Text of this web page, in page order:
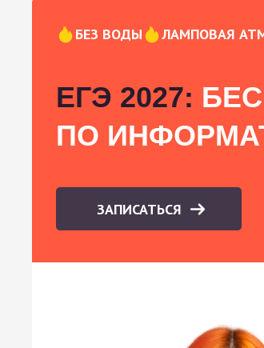
БЕЗ ВОДЫ ЛАМПОВАЯ
ЕГЭ 2027:
ПО
ЗАПИСАТЬСЯ